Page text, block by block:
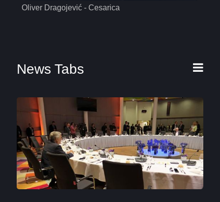
Oliver Dragojević - Cesarica
News Tabs